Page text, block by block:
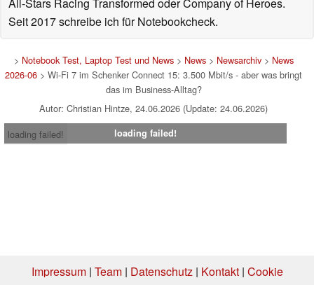
All-Stars Racing Transformed oder Company of Heroes.
Seit 2017 schreibe ich für Notebookcheck.
> Notebook Test, Laptop Test und News> News> Newsarchiv> News
2026-06 > Wi-Fi 7 im Schenker Connect 15: 3.500 Mbit/s - aber was bringt
das im Business-Alltag?
Autor: Christian Hintze, 24.06.2026 (Update: 24.06.2026)
loading failed!
loading failed!
Impressum| Team| Datenschutz| Kontakt| Cookie